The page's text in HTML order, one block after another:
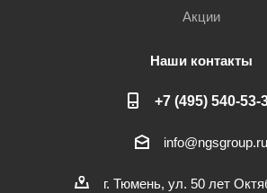
Акции
Наши контакты
+7 (495) 540-53-
info@ngsgroup.ru
г. Тюмень, ул. 50 лет